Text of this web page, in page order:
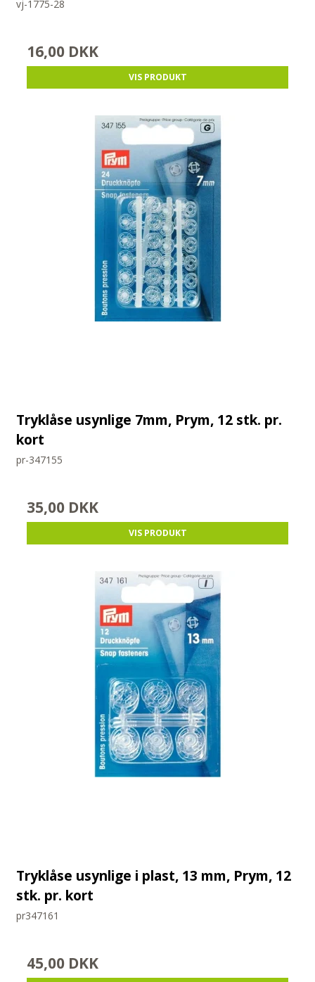
vj-1775-28
16,00 DKK
VIS PRODUKT
Tryklåse usynlige 7mm, Prym, 12 stk. pr.
kort
pr-347155
35,00 DKK
VIS PRODUKT
Tryklåse usynlige i plast, 13 mm, Prym, 12
stk. pr. kort
pr347161
45,00 DKK